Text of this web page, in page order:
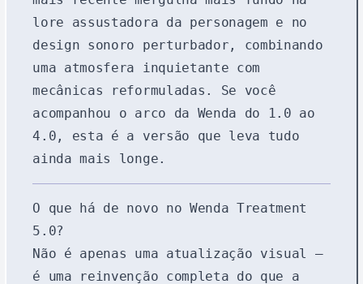
lore assustadora da personagem e no
design sonoro perturbador, combinando
uma atmosfera inquietante com
mecânicas reformuladas. Se você
acompanhou o arco da Wenda do 1.0 ao
4.0, esta é a versão que leva tudo
ainda mais longe.
O que há de novo no Wenda Treatment
5.0?
Não é apenas uma atualização visual —
é uma reinvenção completa do que a